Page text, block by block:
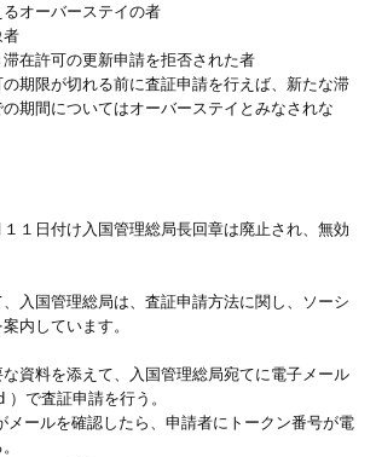
オーバーステイの者
許可の更新申請を拒否された者
期限が切れる前に査証申請を行えば、新たな滞
期間についてはオーバーステイとみなされな
日付け入国管理総局長回章は廃止され、無効
入国管理総局は、査証申請方法に関し、ソーシ
内しています。
な資料を添えて、入国管理総局宛てに電子メール
）で査証申請を行う。
メールを確認したら、申請者にトークン番号が電